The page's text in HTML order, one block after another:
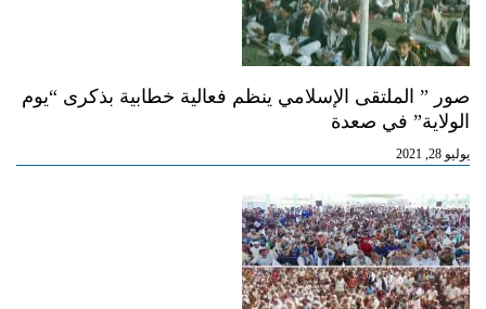
صور ” الملتقى الإسلامي ينظم فعالية خطابية بذكرى “يوم
الولاية” في صعدة
يوليو 28, 2021